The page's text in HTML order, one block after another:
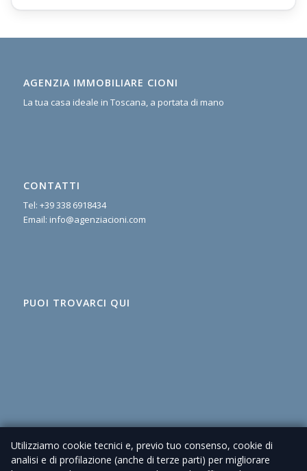
AGENZIA IMMOBILIARE CIONI
La tua casa ideale in Toscana, a portata di mano
CONTATTI
Tel: +39 338 6918434
Email: info@agenziacioni.com
PUOI TROVARCI QUI
Utilizziamo cookie tecnici e, previo tuo consenso, cookie di
analisi e di profilazione (anche di terze parti) per migliorare